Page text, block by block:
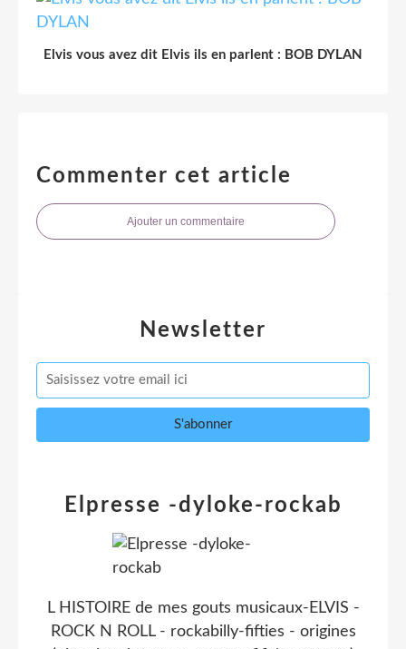
Elvis vous avez dit Elvis ils en parlent : BOB DYLAN
Commenter cet article
Ajouter un commentaire
Newsletter
Elpresse -dyloke-rockab
L HISTOIRE de mes gouts musicaux-ELVIS -
ROCK N ROLL - rockabilly-fifties - origines